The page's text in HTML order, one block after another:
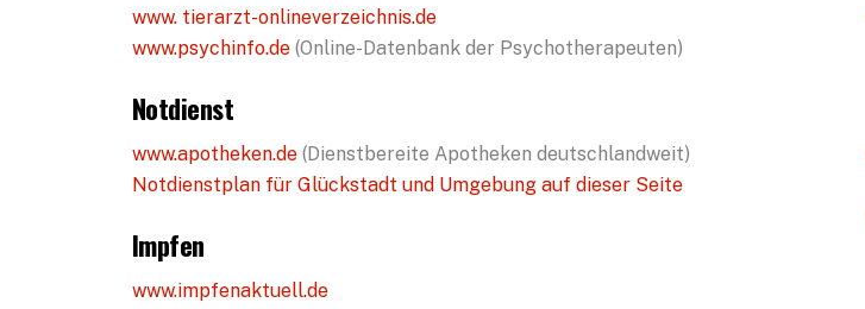
www. tierarzt-onlineverzeichnis.de
www.psychinfo.de(Online-Datenbank der Psychotherapeuten)
Notdienst
www.apotheken.de(Dienstbereite Apotheken deutschlandweit)
Notdienstplan für Glückstadt und Umgebung auf dieser Seite
Impfen
www.impfenaktuell.de